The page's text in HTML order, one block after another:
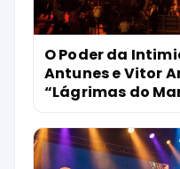
O Poder da
Antunes e Vitor
“Lágrimas do